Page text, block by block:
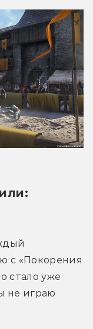
с «Покорения
стало уже
не играю